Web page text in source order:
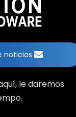
noticias
le daremos